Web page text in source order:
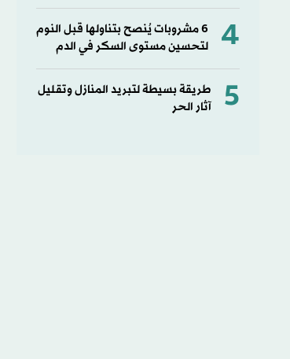
4
6 مشروبات يُنصح بتناولها قبل النوم
لتحسين مستوى السكر في الدم
5
طريقة بسيطة لتبريد المنازل وتقليل
آثار الحر